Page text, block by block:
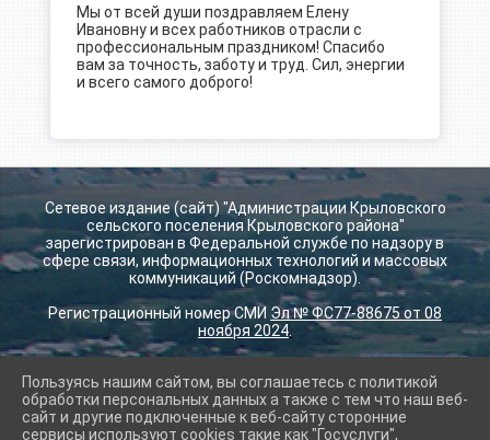
Мы от всей души поздравляем Елену
Ивановну и всех работников отрасли с
профессиональным праздником! Спасибо
вам за точность, заботу и труд. Сил, энергии
и всего самого доброго!
Сетевое издание (сайт) "Администрации Крыловского
сельского поселения Крыловского района"
зарегистрирован в Федеральной службе по надзору в
сфере связи, информационных технологий и массовых
коммуникаций (Роскомнадзор).
Регистрационный номер СМИ Эл № ФС77-88675 от 08
ноября 2024
2026 г. krilovskay.ru
Вход
Карта сайта
Пользуясь нашим сайтом, вы соглашаетесь с политикой
обработки персональных данных а также с тем что наш веб-
сайт и другие подключенные к веб-сайту сторонние
сервисы используют cookies такие как "Госуслуги",